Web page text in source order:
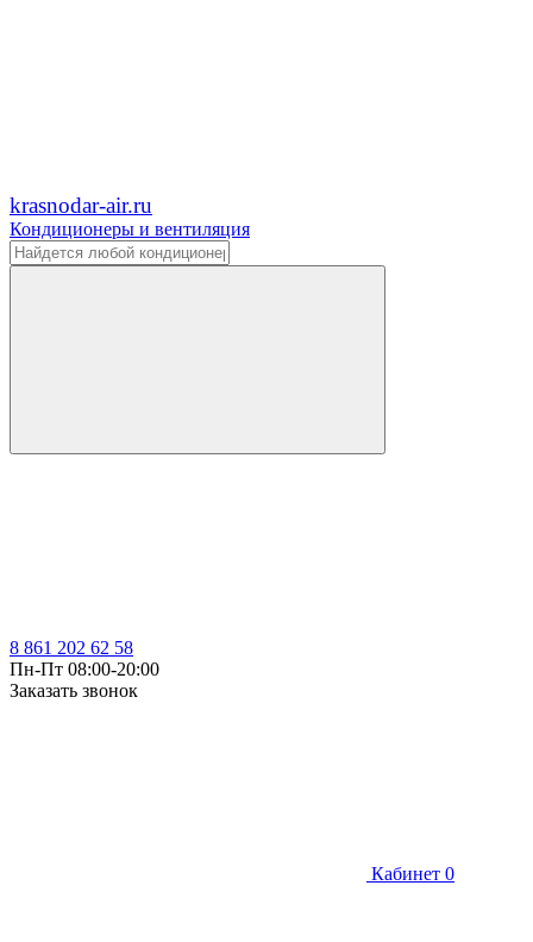
krasnodar-air.ru
Кондиционеры и вентиляция
8 861 202 62 58
Пн-Пт 08:00-20:00
Заказать звонок
Кабинет 0